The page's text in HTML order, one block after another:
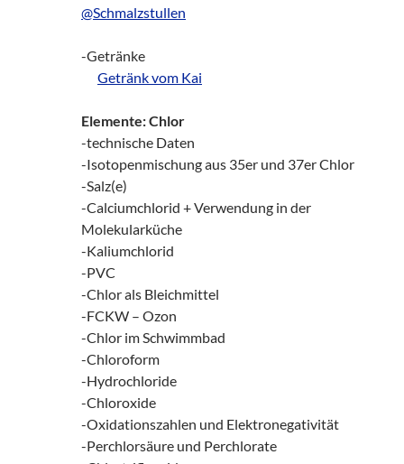
@Schmalzstullen
-Getränke
Getränk vom Kai
Elemente: Chlor
-technische Daten
-Isotopenmischung aus 35er und 37er Chlor
-Salz(e)
-Calciumchlorid + Verwendung in der
Molekularküche
-Kaliumchlorid
-PVC
-Chlor als Bleichmittel
-FCKW – Ozon
-Chlor im Schwimmbad
-Chloroform
-Hydrochloride
-Chloroxide
-Oxidationszahlen und Elektronegativität
-Perchlorsäure und Perchlorate